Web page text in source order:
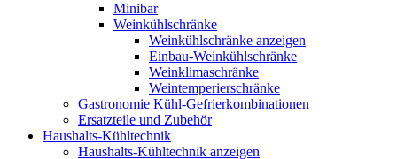
Minibar
Weinkühlschränke
Weinkühlschränke anzeigen
Einbau-Weinkühlschränke
Weinklimaschränke
Weintemperierschränke
Gastronomie Kühl-Gefrierkombinationen
Ersatzteile und Zubehör
Haushalts-Kühltechnik
Haushalts-Kühltechnik anzeigen